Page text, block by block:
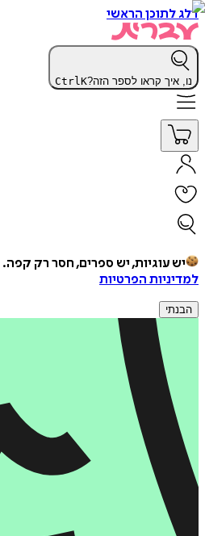
דלג לתוכן הראשי
נו, איך קראו לספר הזה? CtrlK
יש עוגיות, יש ספרים, חסר רק קפה.
למדיניות הפרטיות
הבנתי